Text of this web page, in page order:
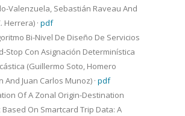
Valenzuela, Sebastián Raveau And
Herrera) · pdf
Bi-Nivel De Diseño De Servicios
Stop Con Asignación Determinística
(Guillermo Soto, Homero
And Juan Carlos Munoz) · pdf
Of A Zonal Origin-Destination
Based On Smartcard Trip Data: A